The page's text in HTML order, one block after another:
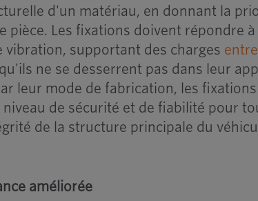
d'un matériau, en donnant la
pièce. Les fixations doivent répondre
vibration, supportant des charges
ne se desserrent pas dans leur
leur mode de fabrication, les
niveau de sécurité et de fiabilité pour
de la structure principale du
améliorée